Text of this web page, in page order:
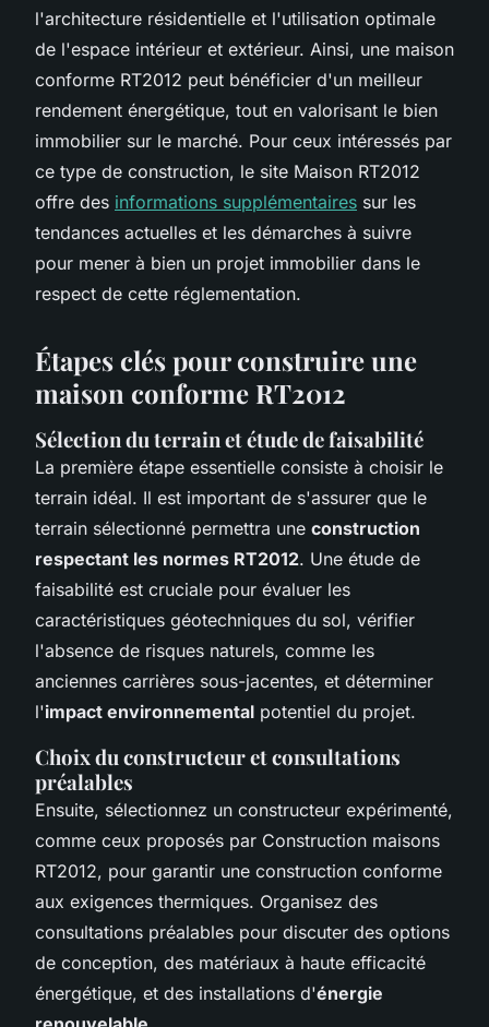
l'architecture résidentielle et l'utilisation optimale
de l'espace intérieur et extérieur. Ainsi, une maison
conforme RT2012 peut bénéficier d'un meilleur
rendement énergétique, tout en valorisant le bien
immobilier sur le marché. Pour ceux intéressés par
ce type de construction, le site Maison RT2012
offre des informations supplémentaires sur les
tendances actuelles et les démarches à suivre
pour mener à bien un projet immobilier dans le
respect de cette réglementation.
Étapes clés pour construire une
maison conforme RT2012
Sélection du terrain et étude de faisabilité
La première étape essentielle consiste à choisir le
terrain idéal. Il est important de s'assurer que le
terrain sélectionné permettra une construction
respectant les normes RT2012. Une étude de
faisabilité est cruciale pour évaluer les
caractéristiques géotechniques du sol, vérifier
l'absence de risques naturels, comme les
anciennes carrières sous-jacentes, et déterminer
l'impact environnemental potentiel du projet.
Choix du constructeur et consultations
préalables
Ensuite, sélectionnez un constructeur expérimenté,
comme ceux proposés par Construction maisons
RT2012, pour garantir une construction conforme
aux exigences thermiques. Organisez des
consultations préalables pour discuter des options
de conception, des matériaux à haute efficacité
énergétique, et des installations d'énergie